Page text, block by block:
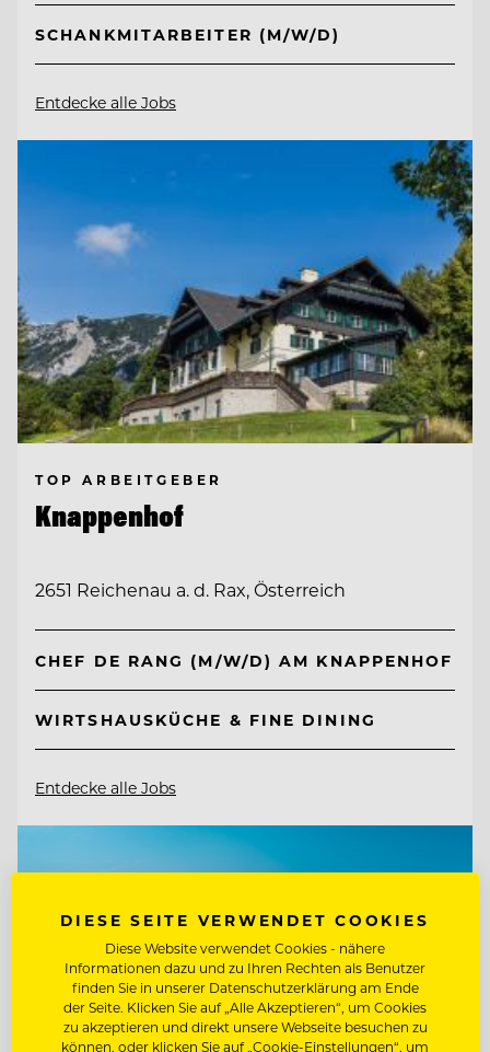
SCHANKMITARBEITER (M/W/D)
Entdecke alle Jobs
TOP ARBEITGEBER
Knappenhof
2651 Reichenau a. d. Rax, Österreich
CHEF DE RANG (M/W/D) AM KNAPPENHOF
WIRTSHAUSKÜCHE & FINE DINING
Entdecke alle Jobs
DIESE SEITE VERWENDET COOKIES
Diese Website verwendet Cookies - nähere
Informationen dazu und zu Ihren Rechten als Benutzer
finden Sie in unserer Datenschutzerklärung am Ende
der Seite. Klicken Sie auf „Alle Akzeptieren“, um Cookies
zu akzeptieren und direkt unsere Webseite besuchen zu
können, oder klicken Sie auf „Cookie-Einstellungen“, um